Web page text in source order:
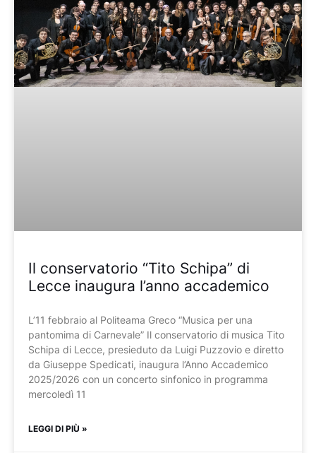
Il conservatorio “Tito Schipa” di
Lecce inaugura l’anno accademico
L’11 febbraio al Politeama Greco “Musica per una
pantomima di Carnevale” Il conservatorio di musica Tito
Schipa di Lecce, presieduto da Luigi Puzzovio e diretto
da Giuseppe Spedicati, inaugura l’Anno Accademico
2025/2026 con un concerto sinfonico in programma
mercoledì 11
LEGGI DI PIÙ »